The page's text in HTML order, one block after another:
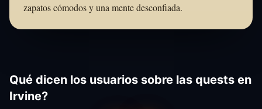
zapatos cómodos y una mente desconfiada.
Qué dicen los usuarios sobre las quests en
Irvine?